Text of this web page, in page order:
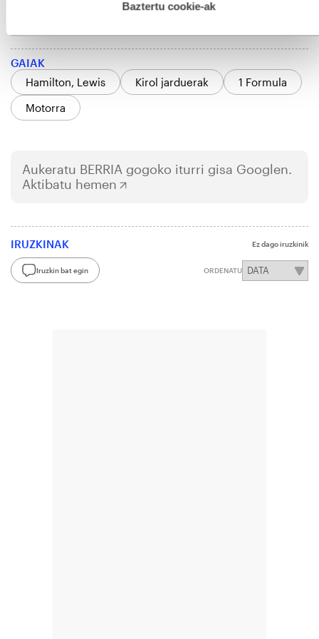
esplizitua ematen diguzu.Gehiago irakurri
Baztertu cookie-ak
GAIAK
Hamilton, Lewis
Kirol jarduerak
1 Formula
Motorra
Aukeratu BERRIA gogoko iturri gisa Googlen.
Aktibatu hemen
IRUZKINAK Ez dago iruzkinik
Iruzkin bat egin ORDENATU